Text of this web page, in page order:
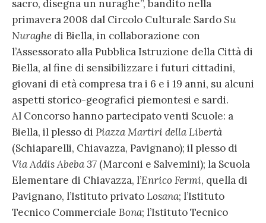
sacro, disegna un nuraghe”, bandito nella
primavera 2008 dal Circolo Culturale SardoSu
Nuraghe di Biella, in collaborazione con
l’Assessorato alla Pubblica Istruzione della Città di
Biella, al fine di sensibilizzare i futuri cittadini,
giovani di età compresa tra i 6 e i 19 anni, su alcuni
aspetti storico-geografici piemontesi e sardi.
Al Concorso hanno partecipato venti Scuole: a
Biella, il plesso di Piazza Martiri della Libertà
(Schiaparelli, Chiavazza, Pavignano); il plesso di
Via Addis Abeba 37 (Marconi e Salvemini); la Scuola
Elementare di Chiavazza, l’Enrico Fermi, quella di
Pavignano, l’Istituto privatoLosana; l’Istituto
Tecnico Commerciale Bona; l’Istituto Tecnico